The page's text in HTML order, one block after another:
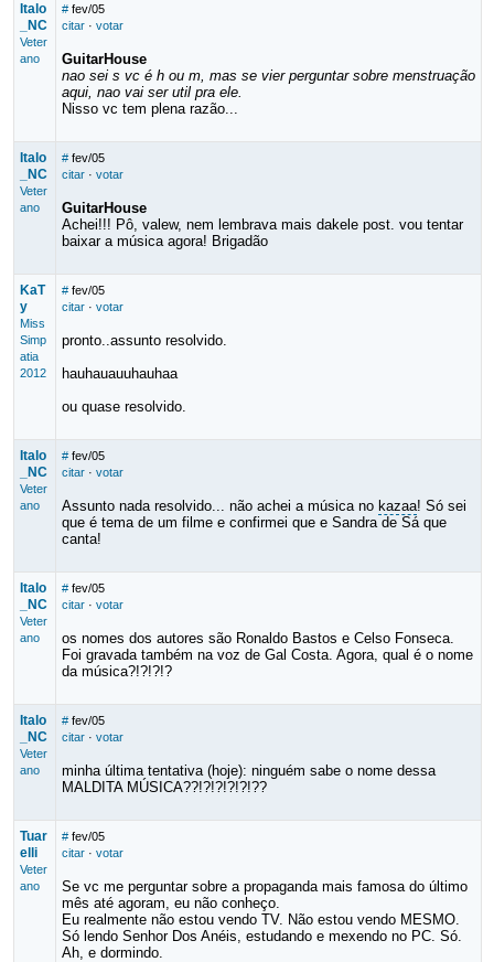
Italo
_NC
Veter
ano
# fev/05
citar· votar
GuitarHouse
nao sei s vc é h ou m, mas se vier perguntar sobre menstruação
aqui, nao vai ser util pra ele.
Nisso vc tem plena razão...
Italo
_NC
Veter
ano
# fev/05
citar· votar
GuitarHouse
Achei!!! Pô, valew, nem lembrava mais dakele post. vou tentar
baixar a música agora! Brigadão
KaT
y
Miss
Simp
atia
2012
# fev/05
citar· votar
pronto..assunto resolvido.
hauhauauuhauhaa
ou quase resolvido.
Italo
_NC
Veter
ano
# fev/05
citar· votar
Assunto nada resolvido... não achei a música no kazaa! Só sei
que é tema de um filme e confirmei que e Sandra de Sá que
canta!
Italo
_NC
Veter
ano
# fev/05
citar· votar
os nomes dos autores são Ronaldo Bastos e Celso Fonseca.
Foi gravada também na voz de Gal Costa. Agora, qual é o nome
da música?!?!?!?
Italo
_NC
Veter
ano
# fev/05
citar· votar
minha última tentativa (hoje): ninguém sabe o nome dessa
MALDITA MÚSICA??!?!?!?!?!??
Tuar
elli
Veter
ano
# fev/05
citar· votar
Se vc me perguntar sobre a propaganda mais famosa do último
mês até agoram, eu não conheço.
Eu realmente não estou vendo TV. Não estou vendo MESMO.
Só lendo Senhor Dos Anéis, estudando e mexendo no PC. Só.
Ah, e dormindo.